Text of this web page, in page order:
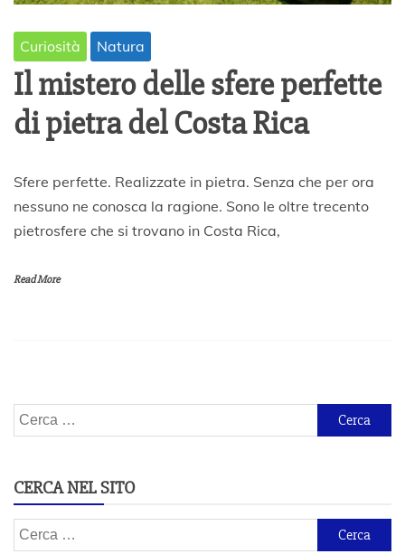
Curiosità Natura
Il mistero delle sfere perfette
di pietra del Costa Rica
1
N
o
m
0
Sfere perfette. Realizzate in pietra. Senza che per ora
nessuno ne conosca la ragione. Sono le oltre trecento
pietrosfere che si trovano in Costa Rica,
Read More
Ricerca
per:
CERCA NEL SITO
Ricerca